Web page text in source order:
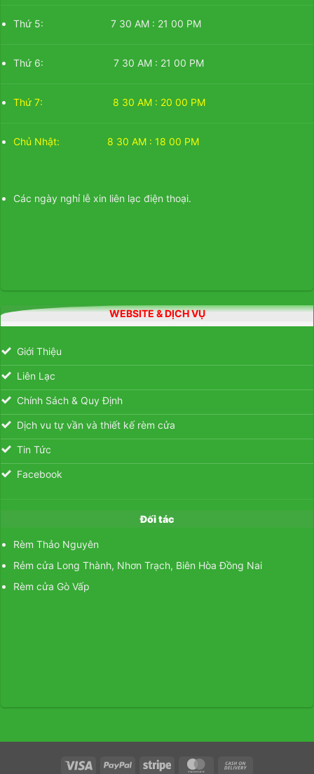
Thứ 5: 7 30 AM : 21 00 PM
Thứ 6: 7 30 AM : 21 00 PM
Thứ 7: 8 30 AM : 20 00 PM
Chủ Nhật: 8 30 AM : 18 00 PM
Các ngày nghỉ lễ xin liên lạc điện thoại.
WEBSITE & DỊCH VỤ
Giới Thiệu
Liên Lạc
Chính Sách & Quy Định
Dịch vu tự vần và thiết kế rèm cửa
Tin Tức
Facebook
Đối tác
Rèm Thảo Nguyên
Rẻm cửa Long Thành, Nhơn Trạch, Biên Hòa Đồng Nai
Rèm cửa Gò Vấp
Visa PayPal Stripe MasterCard